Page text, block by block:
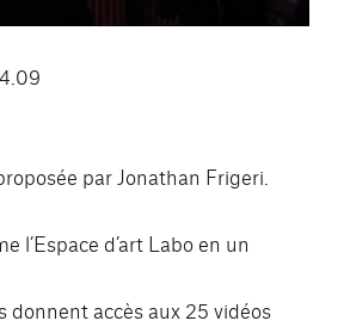
par Jonathan Frigeri.
l’Espace d’art Labo en un
donnent accès aux 25 vidéos